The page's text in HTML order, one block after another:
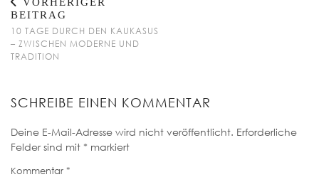
BEITRAG
10 TAGE DURCH DEN KAUKASUS
– ZWISCHEN MODERNE UND
TRADITION
SCHREIBE EINEN KOMMENTAR
Deine E-Mail-Adresse wird nicht veröffentlicht. Erforderliche
Felder sind mit * markiert
Kommentar *